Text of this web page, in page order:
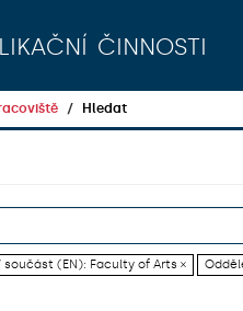
činnosti
Hledat
součást (EN): Faculty of Arts ×